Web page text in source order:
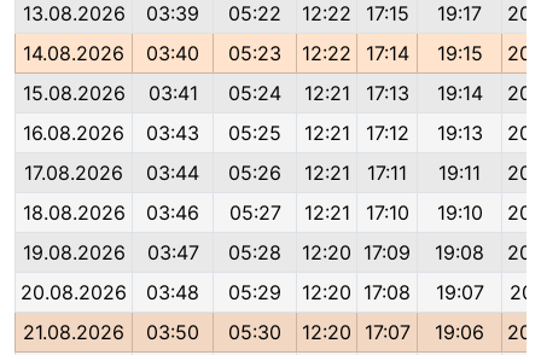
13.08.2026
03:39 05:22 12:22 17:15 19:17
14.08.2026
03:40 05:23 12:22 17:14 19:15
15.08.2026
03:41 05:24 12:21 17:13 19:14
16.08.2026
03:43 05:25 12:21 17:12 19:13
17.08.2026
03:44 05:26 12:21 17:11 19:11
18.08.2026
03:46 05:27 12:21 17:10 19:10
19.08.2026
03:47 05:28 12:20 17:09 19:08
20.08.2026
03:48 05:29 12:20 17:08 19:07
21.08.2026
03:50 05:30 12:20 17:07 19:06